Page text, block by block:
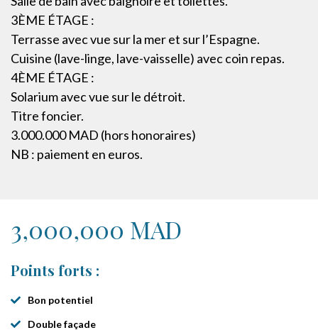
3ÈME ÉTAGE :
Terrasse avec vue sur la mer et sur l’Espagne.
Cuisine (lave-linge, lave-vaisselle) avec coin repas.
4ÈME ÉTAGE :
Solarium avec vue sur le détroit.
Titre foncier.
3.000.000 MAD (hors honoraires)
NB : paiement en euros.
3,000,000 MAD
Points forts :
Bon potentiel
Double façade